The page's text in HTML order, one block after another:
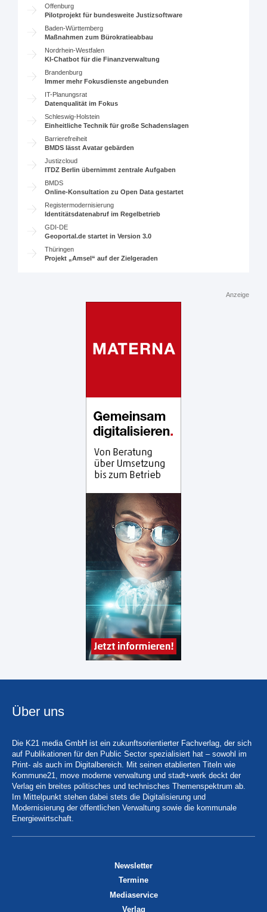
Offenburg
Pilotprojekt für bundesweite Justizsoftware
Baden-Württemberg
Maßnahmen zum Bürokratieabbau
Nordrhein-Westfalen
KI-Chatbot für die Finanzverwaltung
Brandenburg
Immer mehr Fokusdienste angebunden
IT-Planungsrat
Datenqualität im Fokus
Schleswig-Holstein
Einheitliche Technik für große Schadenslagen
Barrierefreiheit
BMDS lässt Avatar gebärden
Justizcloud
ITDZ Berlin übernimmt zentrale Aufgaben
BMDS
Online-Konsultation zu Open Data gestartet
Registermodernisierung
Identitätsdatenabruf im Regelbetrieb
GDI-DE
Geoportal.de startet in Version 3.0
Thüringen
Projekt „Amsel“ auf der Zielgeraden
Anzeige
Über uns
Die K21 media GmbH ist ein zukunftsorientierter Fachverlag, der sich
auf Publikationen für den Public Sector spezialisiert hat – sowohl im
Print- als auch im Digitalbereich. Mit seinen etablierten Titeln wie
Kommune21, move moderne verwaltung und stadt+werk deckt der
Verlag ein breites politisches und technisches Themenspektrum ab.
Im Mittelpunkt stehen dabei stets die Digitalisierung und
Modernisierung der öffentlichen Verwaltung sowie die kommunale
Energiewirtschaft.
Newsletter
Termine
Mediaservice
Verlag